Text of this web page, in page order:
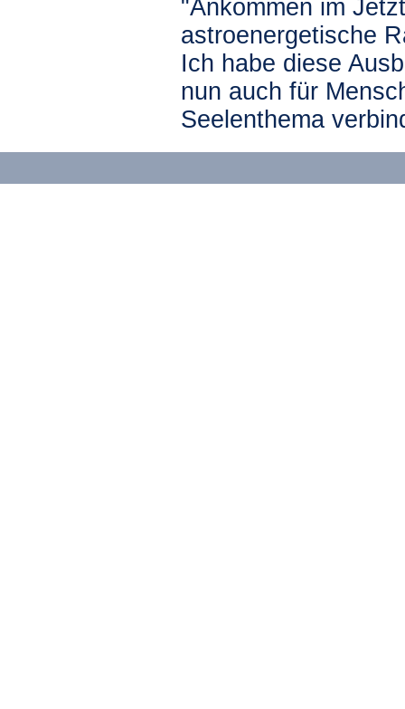
"Ankommen im
astroenergetische
Ich habe diese
nun auch für
Seelenthema